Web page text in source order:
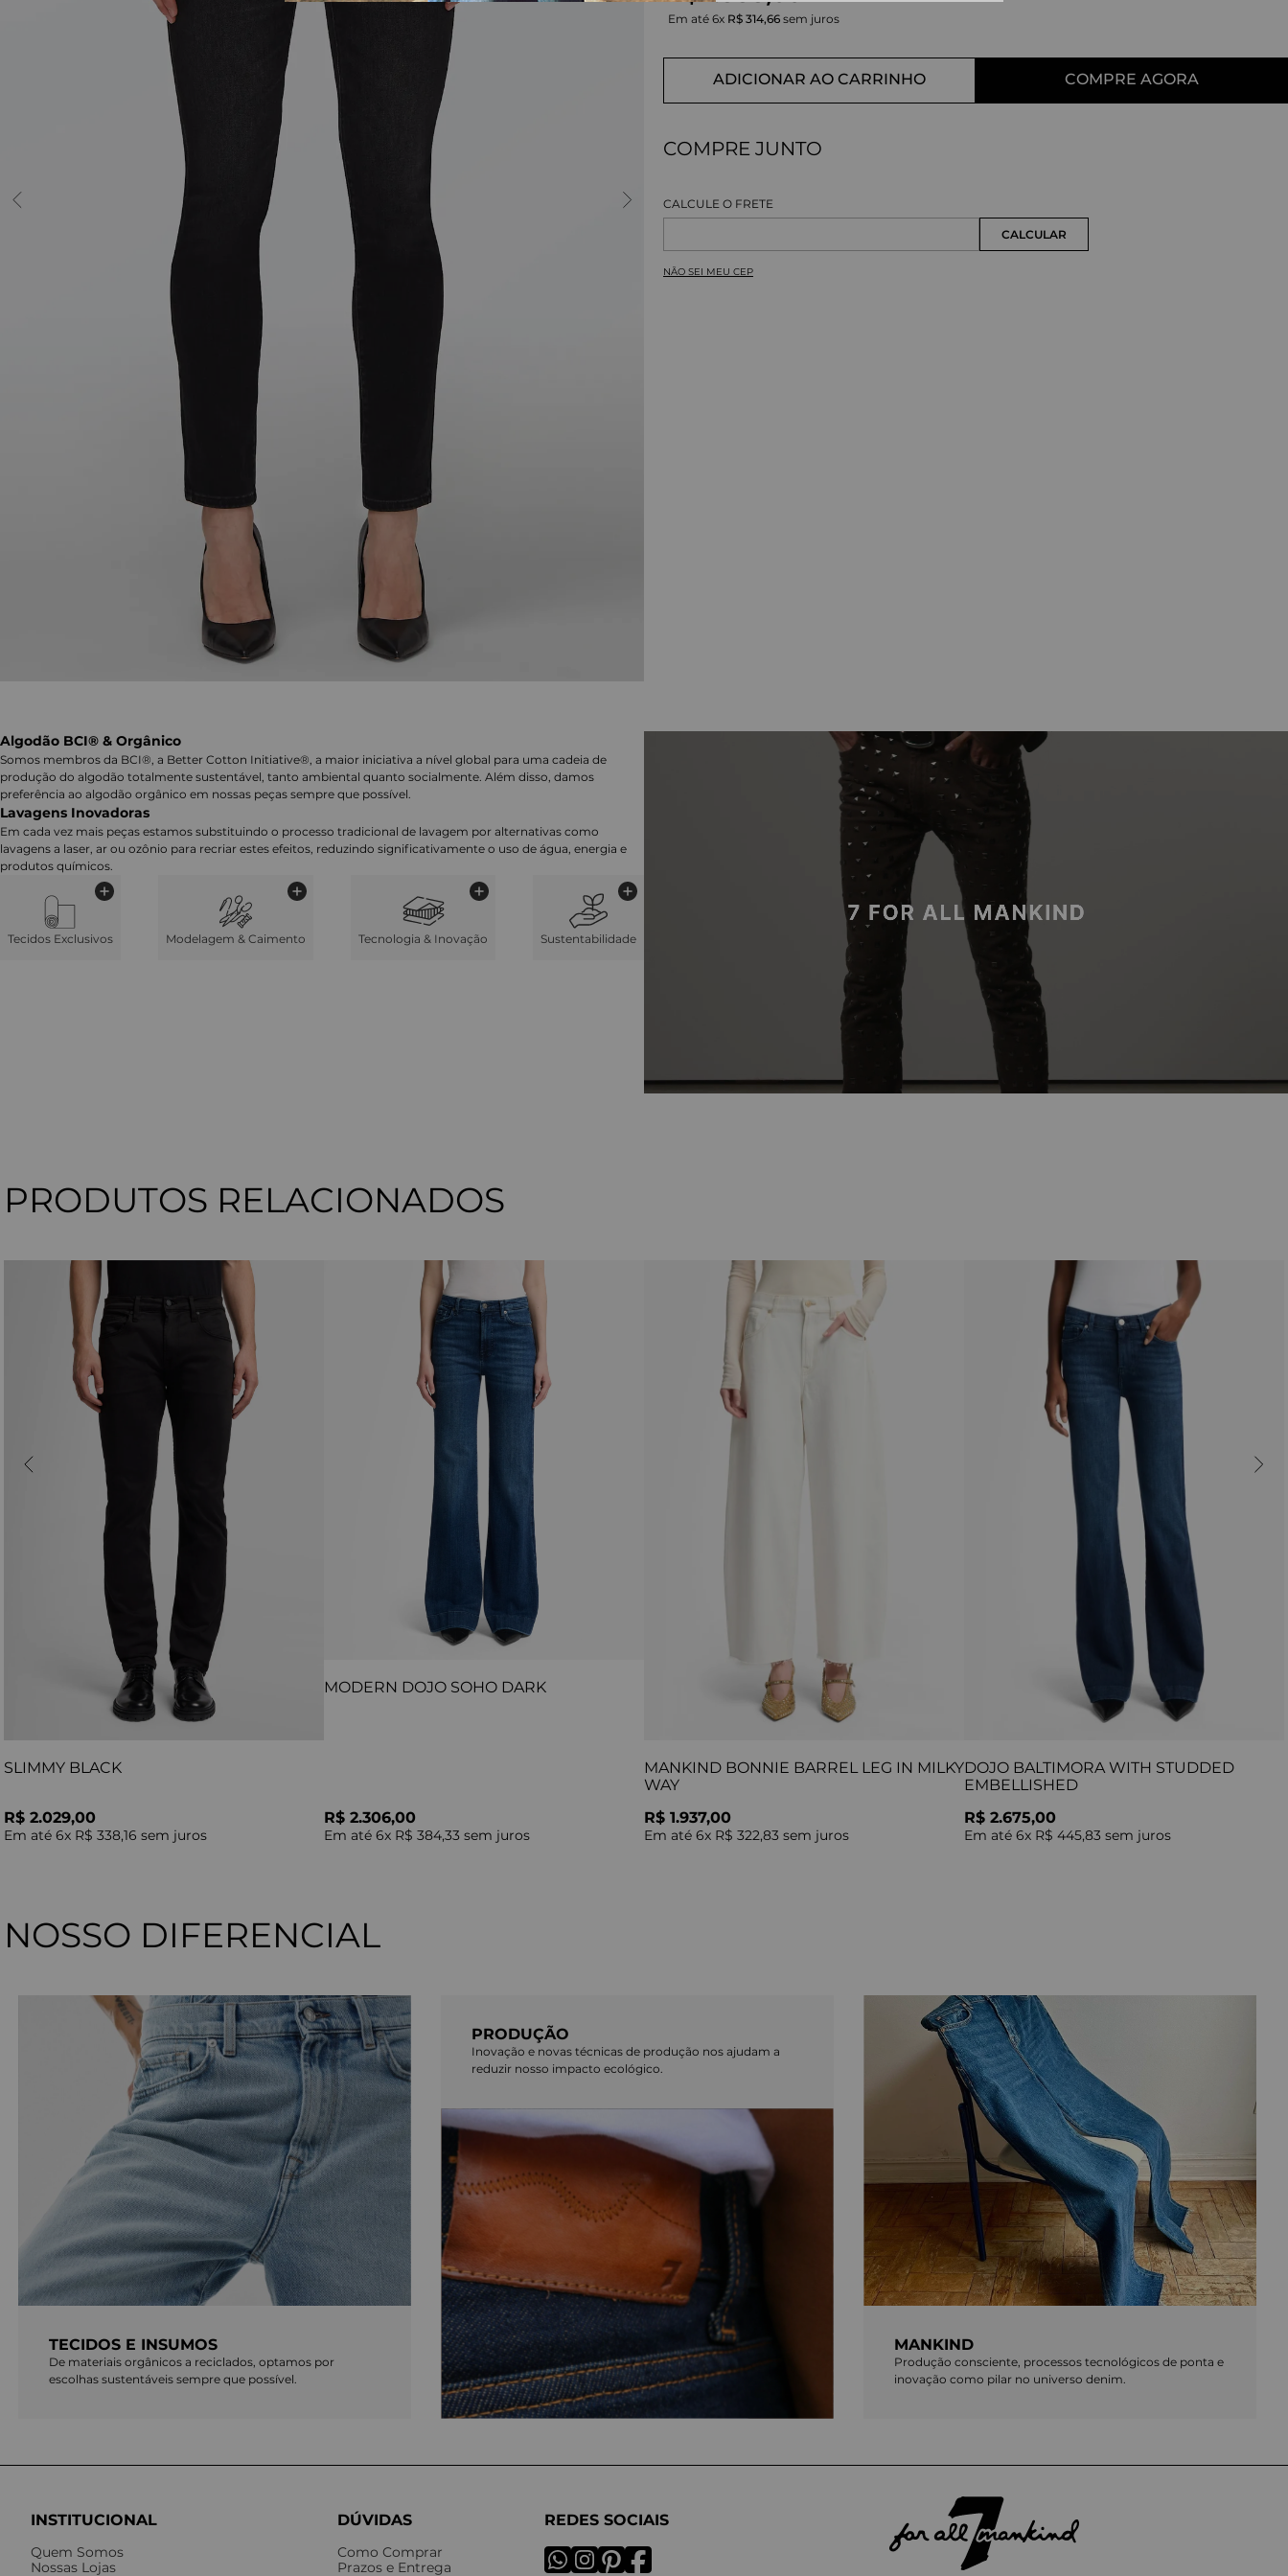
Em até 6x R$ 314,66 sem juros
ADICIONAR AO CARRINHO COMPRE AGORA
COMPRE JUNTO
NÃO SEI MEU CEP
Algodão BCI® & Orgânico
Somos membros da BCI®, a Better Cotton Initiative®, a maior iniciativa a nível global para uma cadeia de
produção do algodão totalmente sustentável, tanto ambiental quanto socialmente. Além disso, damos
preferência ao algodão orgânico em nossas peças sempre que possível.
Lavagens Inovadoras
Em cada vez mais peças estamos substituindo o processo tradicional de lavagem por alternativas como
lavagens a laser, ar ou ozônio para recriar estes efeitos, reduzindo significativamente o uso de água, energia e
produtos químicos.
Tecidos Exclusivos Modelagem & Caimento Tecnologia & Inovação Sustentabilidade
PRODUTOS RELACIONADOS
SLIMMY BLACK
R$ 2.029,00
Em até 6x R$ 338,16 sem juros
MODERN DOJO SOHO DARK
R$ 2.306,00
Em até 6x R$ 384,33 sem juros
MANKIND BONNIE BARREL LEG IN MILKY
WAY
R$ 1.937,00
Em até 6x R$ 322,83 sem juros
DOJO BALTIMORA WITH STUDDED
EMBELLISHED
R$ 2.675,00
Em até 6x R$ 445,83 sem juros
NOSSO DIFERENCIAL
TECIDOS E INSUMOS
De materiais orgânicos a reciclados, optamos por
escolhas sustentáveis sempre que possível.
PRODUÇÃO
Inovação e novas técnicas de produção nos ajudam a
reduzir nosso impacto ecológico.
MANKIND
Produção consciente, processos tecnológicos de ponta e
inovação como pilar no universo denim.
INSTITUCIONAL
Quem Somos
Nossas Lojas
DÚVIDAS
Como Comprar
Prazos e Entrega
REDES SOCIAIS